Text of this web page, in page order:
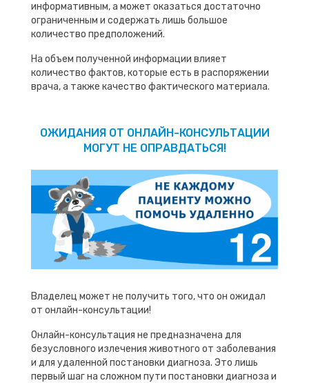
информативным, а может оказаться достаточно
ограниченным и содержать лишь большое
количество предположений.
На объем полученной информации влияет
количество фактов, которые есть в распоряжении
врача, а также качество фактического материала.
ОЖИДАНИЯ ОТ ОНЛАЙН-КОНСУЛЬТАЦИИ
МОГУТ НЕ ОПРАВДАТЬСЯ!
Владелец может не получить того, что он ожидал
от онлайн-консультации!
Онлайн-консультация не предназначена для
безусловного излечения животного от заболевания
и для удаленной постановки диагноза. Это лишь
первый шаг на сложном пути постановки диагноза и